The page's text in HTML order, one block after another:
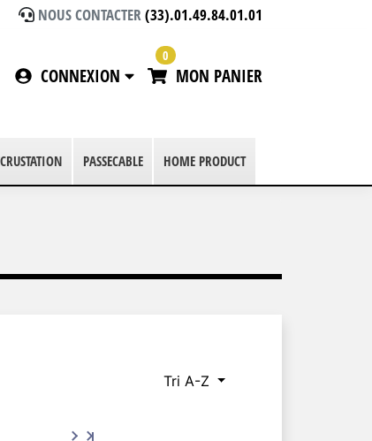
NOUS CONTACTER(33).01.49.84.01.01
CONNEXION
0
MON PANIER
PASSECABLE HOME PRODUCT
Tri A-Z